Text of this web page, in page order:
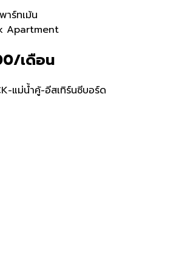
ร์ทเม้น
Apartment
Apartment
/เดือน
แม่น้ำคู้-อีสเทิร์นซีบอร์ด